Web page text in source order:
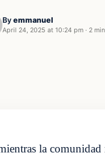
By emmanuel
April 24, 2025 at 10:24 pm · 2
la